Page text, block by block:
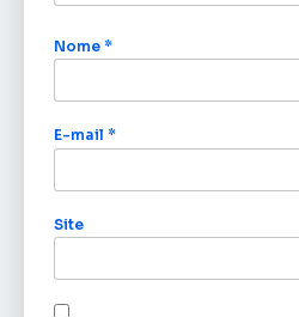
Nome *
E-mail *
Site